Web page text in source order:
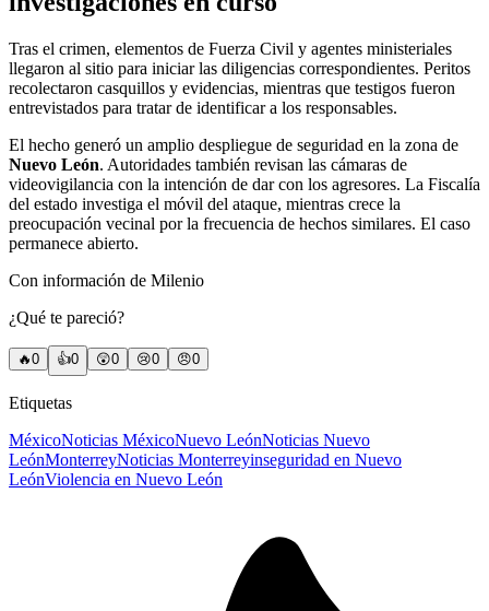
Tras el crimen, elementos de Fuerza Civil y agentes ministeriales
llegaron al sitio para iniciar las diligencias correspondientes. Peritos
recolectaron casquillos y evidencias, mientras que testigos fueron
entrevistados para tratar de identificar a los responsables.
El hecho generó un amplio despliegue de seguridad en la zona de
Nuevo León. Autoridades también revisan las cámaras de
videovigilancia con la intención de dar con los agresores. La Fiscalía
del estado investiga el móvil del ataque, mientras crece la
preocupación vecinal por la frecuencia de hechos similares. El caso
permanece abierto.
Con información de Milenio
¿Qué te pareció?
🔥0 👍0 😲0 😢0 😠0
Etiquetas
MéxicoNoticias MéxicoNuevo LeónNoticias Nuevo
LeónMonterreyNoticias Monterreyinseguridad en Nuevo
LeónViolencia en Nuevo León